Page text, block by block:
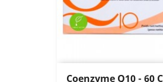
Coenzyme Q10 - 60